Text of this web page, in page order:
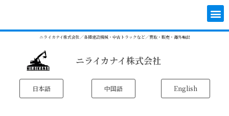
メ
ニ
ュ
ニライカナイ株式会社／各種建設機械・中古トラックなど／買取・販売・海外輸出
ニライカナイ株式会社
日本語 中国語 English